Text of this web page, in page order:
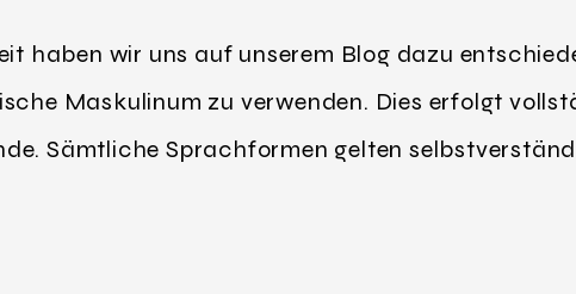
haben wir uns auf unserem Blog dazu
Maskulinum zu verwenden. Dies erfolgt
Sämtliche Sprachformen gelten